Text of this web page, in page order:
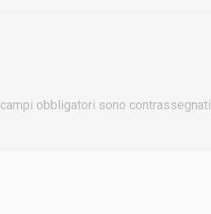
obbligatori sono contrassegnati